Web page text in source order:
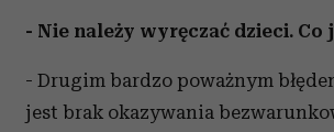
- Nie należy wyręczać dzieci. Co
- Drugim bardzo poważnym
jest brak okazywania